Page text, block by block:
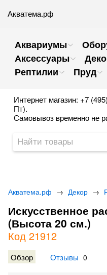
Акватема.рф
Аквариумы
Аксессуары
Рептилии
Пруд
Интернет магазин: +7
Пт).
Самовывоз временно не
Акватема.рф → Декор →
Искусственное
(Высота 20 см.)
Код 21912
Обзор Отзывы 0